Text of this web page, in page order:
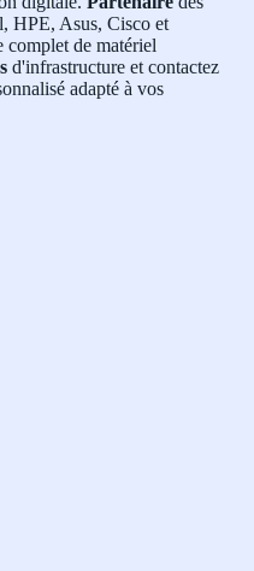
HPE, Asus, Cisco et
complet de matériel
d'infrastructure et contactez
adapté à vos